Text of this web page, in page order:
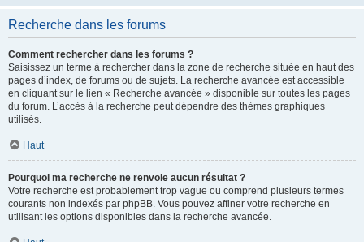
Recherche dans les forums
Comment rechercher dans les forums ?
Saisissez un terme à rechercher dans la zone de recherche située en haut des
pages d’index, de forums ou de sujets. La recherche avancée est accessible
en cliquant sur le lien « Recherche avancée » disponible sur toutes les pages
du forum. L’accès à la recherche peut dépendre des thèmes graphiques
utilisés.
Haut
Pourquoi ma recherche ne renvoie aucun résultat ?
Votre recherche est probablement trop vague ou comprend plusieurs termes
courants non indexés par phpBB. Vous pouvez affiner votre recherche en
utilisant les options disponibles dans la recherche avancée.